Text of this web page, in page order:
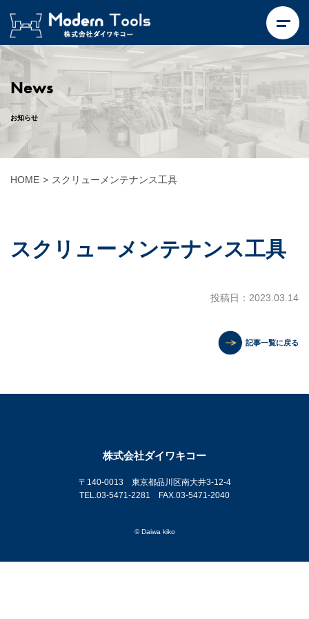
News
お知らせ
HOME > スクリューメンテナンス工具
スクリューメンテナンス工具
投稿日：2023.03.14
記事一覧に戻る
株式会社ダイワキコー
〒140-0013 東京都品川区南大井3-12-4
TEL.03-5471-2281 FAX.03-5471-2040
© Daiwa kiko